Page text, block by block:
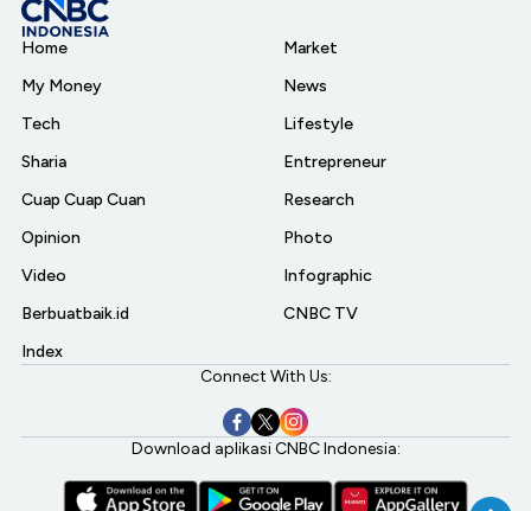
Home
My Money
Tech
Sharia
Cuap Cuap Cuan
Opinion
Video
Berbuatbaik.id
Index
Market
News
Lifestyle
Entrepreneur
Research
Photo
Infographic
CNBC TV
Connect With Us:
Download aplikasi CNBC Indonesia: